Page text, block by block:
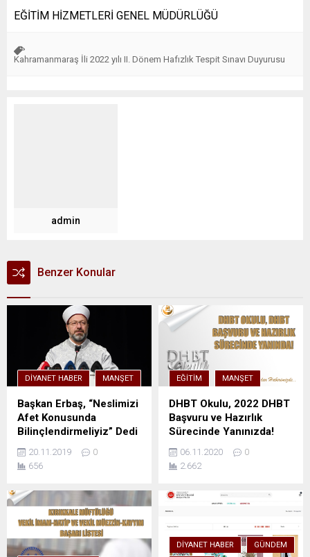
​​EĞİTİM HİZMETLERİ GENEL MÜDÜRLÜĞÜ​
Kahramanmaraş İli 2022 yılı II. Dönem Hafızlık Tespit Sınavı Duyurusu
admin
Benzer Konular
DIYANET HABER MANŞET
Başkan Erbaş, “Neslimizi
Afet Konusunda
Bilinçlendirmeliyiz” Dedi
20.11.2019
0
656
EĞITIM MANŞET
DHBT Okulu, 2022 DHBT
Başvuru ve Hazırlık
Sürecinde Yanınızda!
06.11.2020
0
2.662
DIYANET HABER GÜNDEM